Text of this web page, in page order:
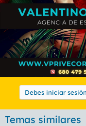
Debes iniciar
Temas similares